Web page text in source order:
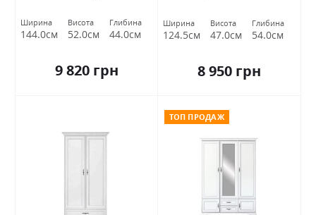
Ширина
144.0см
Висота
52.0см
Глибина
44.0см
9 820 грн
Ширина
124.5см
Висота
47.0см
Глибина
54.0см
8 950 грн
ТОП ПРОДАЖ